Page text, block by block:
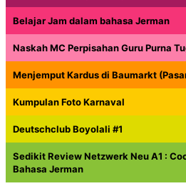
Belajar Jam dalam bahasa Jerman
Naskah MC Perpisahan Guru Purna
Menjemput Kardus di Baumarkt
Kumpulan Foto Karnaval
Deutschclub Boyolali #1
Sedikit Review Netzwerk Neu A1 :
Bahasa Jerman